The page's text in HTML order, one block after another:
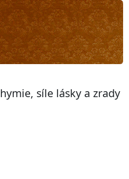
síle lásky a zrady